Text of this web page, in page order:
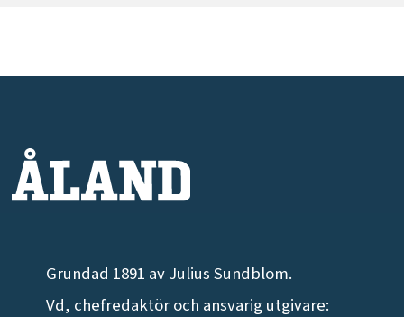
Grundad 1891 av Julius Sundblom.
Vd, chefredaktör och ansvarig utgivare: